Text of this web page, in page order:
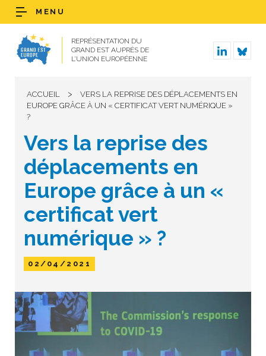
REPRÉSENTATION DU
GRAND EST AUPRÈS DE
L’UNION EUROPÉENNE
MENU
ACCUEIL >
VERS LA REPRISE DES DÉPLACEMENTS EN
EUROPE GRÂCE À UN « CERTIFICAT VERT NUMÉRIQUE »
?
Vers la reprise des
déplacements en
Europe grâce à un «
certificat vert
numérique » ?
02/04/2021